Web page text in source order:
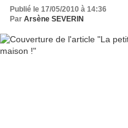
Publié le 17/05/2010 à 14:36
Par Arsène SEVERIN